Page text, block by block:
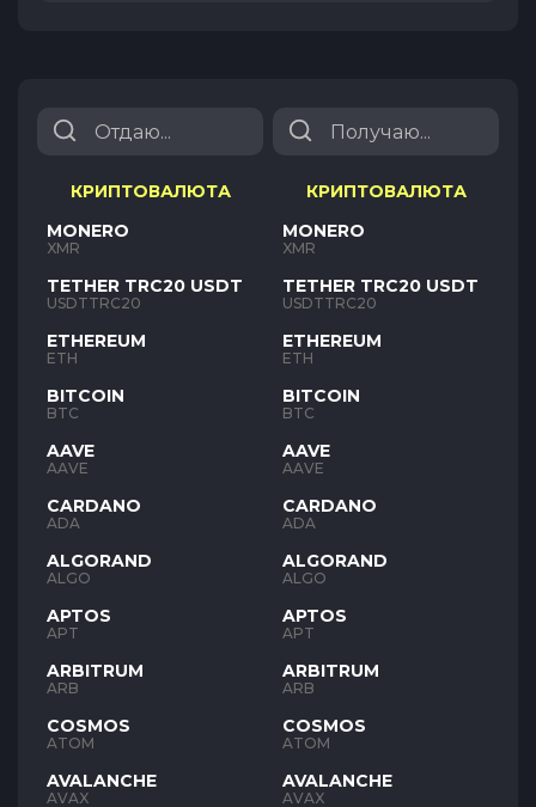
КРИПТОВАЛЮТА
MONERO
XMR
TETHER TRC20 USDT
USDTTRC20
ETHEREUM
ETH
BITCOIN
BTC
AAVE
AAVE
CARDANO
ADA
ALGORAND
ALGO
APTOS
APT
ARBITRUM
ARB
COSMOS
ATOM
AVALANCHE
AVAX
КРИПТОВАЛЮТА
MONERO
XMR
TETHER TRC20 USDT
USDTTRC20
ETHEREUM
ETH
BITCOIN
BTC
AAVE
AAVE
CARDANO
ADA
ALGORAND
ALGO
APTOS
APT
ARBITRUM
ARB
COSMOS
ATOM
AVALANCHE
AVAX